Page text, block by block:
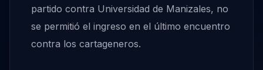
partido contra Universidad de Manizales, no
se permitió el ingreso en el último encuentro
contra los cartageneros.